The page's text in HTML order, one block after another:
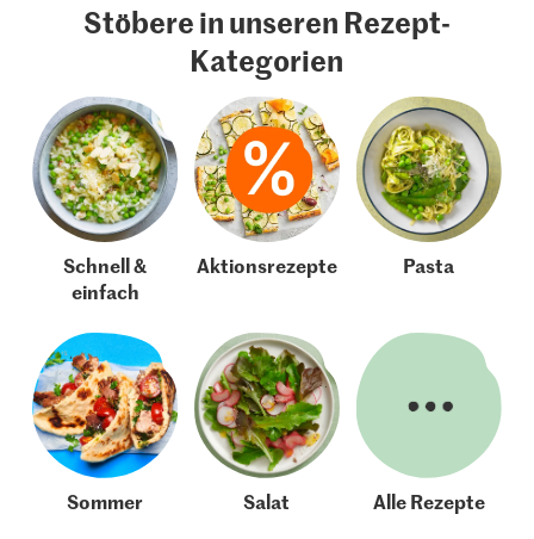
Stöbere in unseren Rezept-
Kategorien
Schnell &
einfach
Aktionsrezepte Pasta
Sommer Salat Alle Rezepte